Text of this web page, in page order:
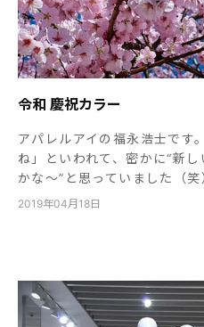
令和 慶祝カラー
アパレルアイの福永浩士です
ね」といわれて、密かに“新
かな～”と思っていました（
2019年04月18日